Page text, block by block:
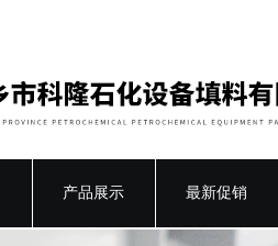
产品展示 最新促销